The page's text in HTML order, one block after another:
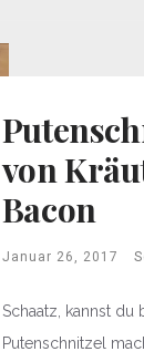
von
Bacon
Januar 26, 2017
Schaatz, kannst
Putenschnitzel